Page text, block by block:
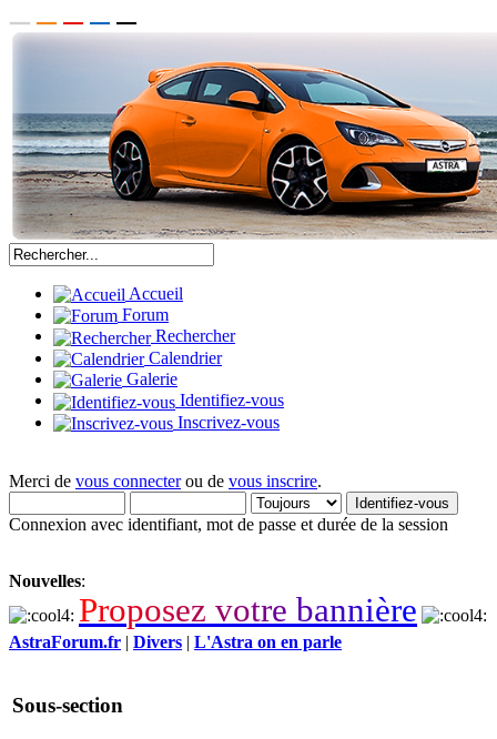
Accueil
Forum
Rechercher
Calendrier
Galerie
Identifiez-vous
Inscrivez-vous
Merci de vous connecterou de vous inscrire.
Connexion avec identifiant, mot de passe et durée de la session
Nouvelles:
Proposez votre bannière
AstraForum.fr | Divers | L'Astra on en parle
Sous-section